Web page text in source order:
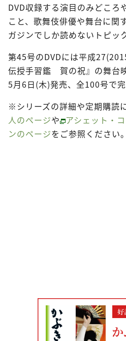
DVD収録する演目のみどころ
こと、歌舞伎俳優や舞台に関
ガジンでしか読めないトピッ
第45号のDVDには平成
伝授手習鑑 賀の祝』の舞台
5月6日(木)発売、全100号で
※シリーズの詳細や定期購読
人のページや
アシェット・
ンのページをご参照ください。